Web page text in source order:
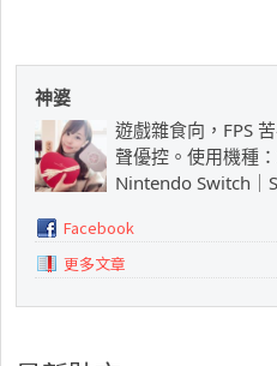
神婆
遊戲雜食向，FPS
聲優控。使用機種
Nintendo Switch｜
Facebook
更多文章